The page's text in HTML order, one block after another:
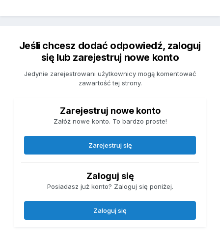
Jeśli chcesz dodać odpowiedź, zaloguj
się lub zarejestruj nowe konto
Jedynie zarejestrowani użytkownicy mogą komentować
zawartość tej strony.
Zarejestruj nowe konto
Załóż nowe konto. To bardzo proste!
Zarejestruj się
Zaloguj się
Posiadasz już konto? Zaloguj się poniżej.
Zaloguj się